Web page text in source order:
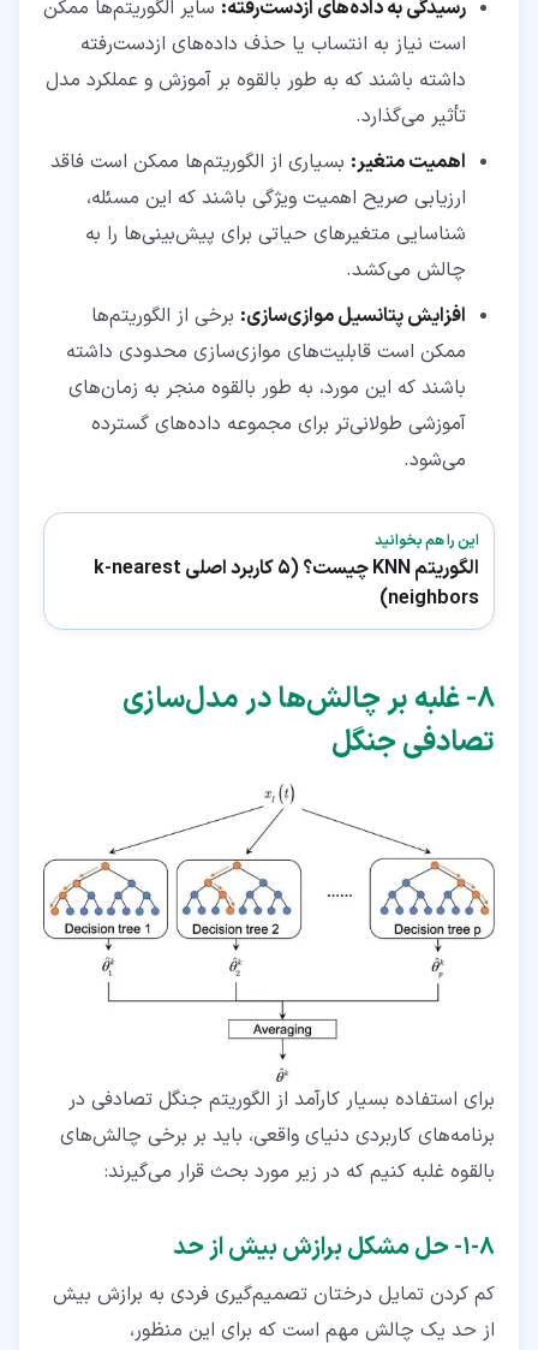
رسیدگی به داده‌های ازدست‌رفته: سایر الگوریتم‌ها ممکن
است نیاز به انتساب یا حذف داده‌های ازدست‌رفته
داشته باشند که به طور بالقوه بر آموزش و عملکرد مدل
تأثیر می‌گذارد.
اهمیت متغیر: بسیاری از الگوریتم‌ها ممکن است فاقد
ارزیابی صریح اهمیت ویژگی باشند که این مسئله،
شناسایی متغیرهای حیاتی برای پیش‌بینی‌ها را به
چالش می‌کشد.
افزایش پتانسیل موازی‌سازی: برخی از الگوریتم‌ها
ممکن است قابلیت‌های موازی‌سازی محدودی داشته
باشند که این مورد، به طور بالقوه منجر به زمان‌های
آموزشی طولانی‌تر برای مجموعه داده‌های گسترده
می‌شود.
این را هم بخوانید
الگوریتم KNN چیست؟ (5 کاربرد اصلی k-nearest
neighbors)
۸‏- غلبه بر چالش‌ها در مدل‌سازی
تصادفی جنگل
برای استفاده بسیار کارآمد از الگوریتم جنگل تصادفی در
برنامه‌های کاربردی دنیای واقعی، باید بر برخی چالش‌های
بالقوه غلبه کنیم که در زیر مورد بحث قرار می‌گیرند:
۸‏-‏۱‏- حل مشکل برازش بیش از حد
کم کردن تمایل درختان تصمیم‌گیری فردی به برازش بیش
از حد یک چالش مهم است که برای این ‌منظور،